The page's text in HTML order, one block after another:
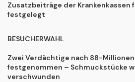
Zusatzbeiträge der Krankenkassen
festgelegt
BESUCHERWAHL
Zwei Verdächtige nach 88-
festgenommen – Schmuckstücke
verschwunden